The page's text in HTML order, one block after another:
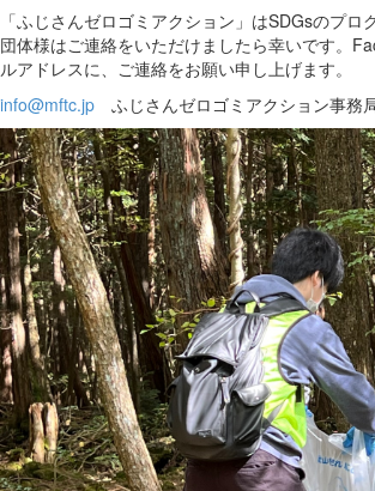
「ふじさんゼロゴミアクション」はSDGsのプ
団体様はご連絡をいただけましたら幸いです。
ルアドレスに、ご連絡をお願い申し上げます。
info@mftc.jp ふじさんゼロゴミアクション事務